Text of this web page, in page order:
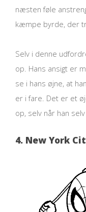
næsten føle
kæmpe byrde, der
Selv i denne
op. Hans ansigt er
se i hans øjne, at
er i fare. Det er et
op, selv når han
4. New York